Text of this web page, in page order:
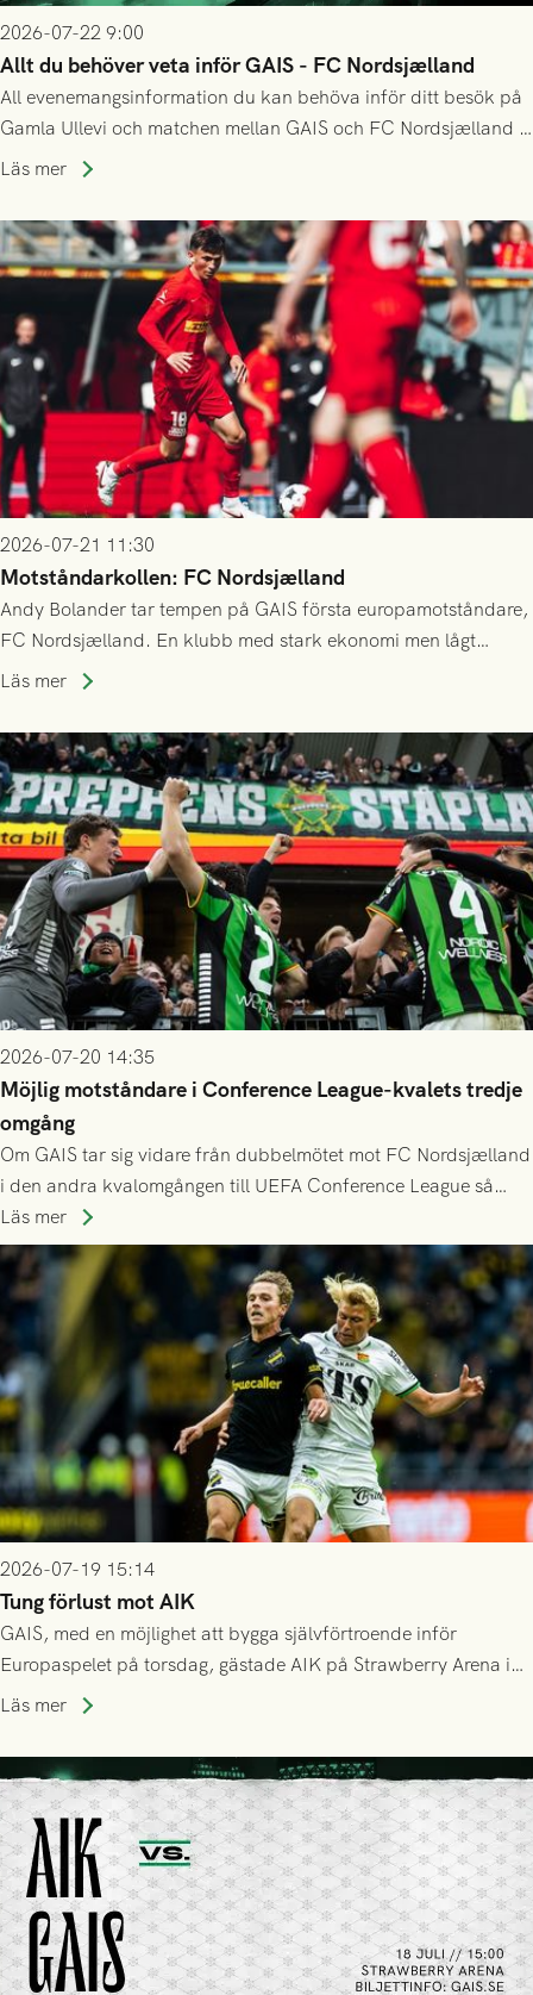
2026-07-22 9:00
Allt du behöver veta inför GAIS - FC Nordsjælland
All evenemangsinformation du kan behöva inför ditt besök på
Gamla Ullevi och matchen mellan GAIS och FC Nordsjælland i
kvalet till Conference League! Avspark kl 19.00 på torsdag
Läs mer
2026-07-21 11:30
Motståndarkollen: FC Nordsjælland
Andy Bolander tar tempen på GAIS första europamotståndare,
FC Nordsjælland. En klubb med stark ekonomi men lågt
publiksnitt, ett lag med både kollektiv styrka och individuell
Läs mer
2026-07-20 14:35
Möjlig motståndare i Conference League-kvalets tredje
omgång
Om GAIS tar sig vidare från dubbelmötet mot FC Nordsjælland
i den andra kvalomgången till UEFA Conference League så
spelas den tredje kvalomgången kort därpå. Motståndare blir
då vinnaren i mötet mellan isländska Valur och HŠK Zrinjski
Mostar från Bosnien och Hercegovina.
Läs mer
2026-07-19 15:14
Tung förlust mot AIK
GAIS, med en möjlighet att bygga självförtroende inför
Europaspelet på torsdag, gästade AIK på Strawberry Arena i
Stockholm . Men trots konstant hotande i första halvlek av
lyckades få in 2-0.
Läs mer